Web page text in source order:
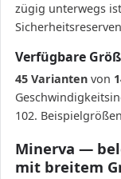
zügig unterwegs
Verfügbare
45 Varianten von
102.
Minerva —
mit breitem